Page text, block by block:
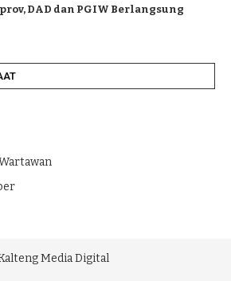
DAD dan PGIW Berlangsung
Media Digital